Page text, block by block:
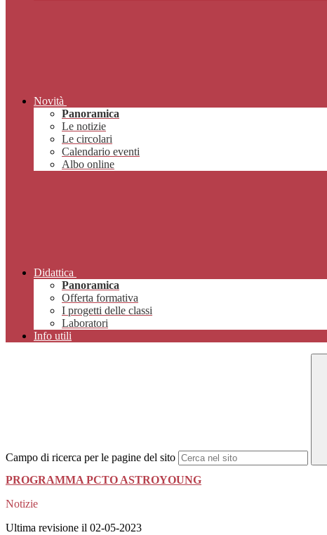
Novità
Panoramica
Le notizie
Le circolari
Calendario eventi
Albo online
Didattica
Panoramica
Offerta formativa
I progetti delle classi
Laboratori
Info utili
Campo di ricerca per le pagine del sito
PROGRAMMA PCTO ASTROYOUNG
Notizie
Ultima revisione il 02-05-2023